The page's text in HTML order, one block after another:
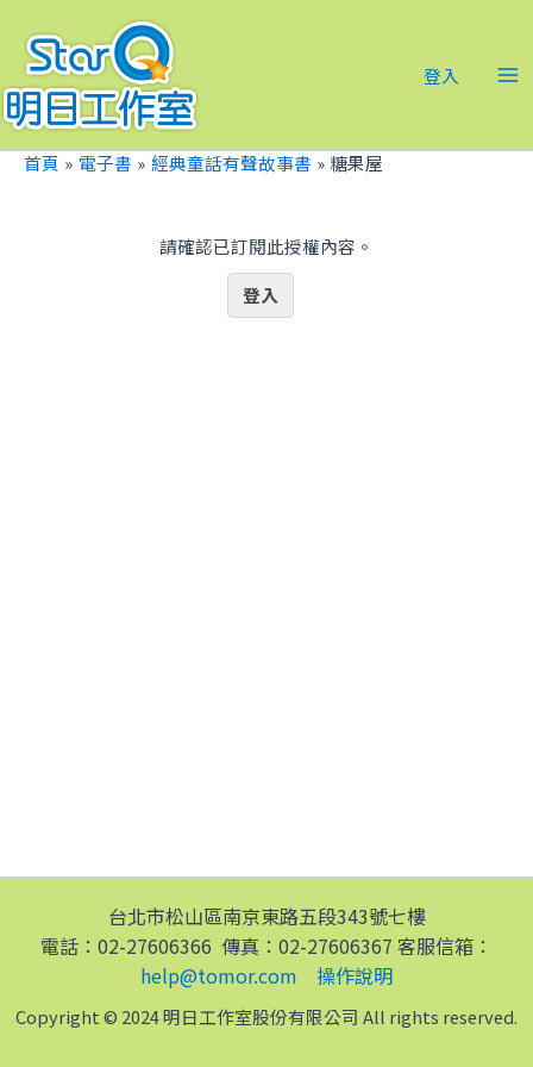
要
內
容
登入
首頁 電子書 經典童話有聲故事書 糖果屋
請確認已訂閱此授權內容。
登入
台北市松山區南京東路五段343號七樓
電話：02-27606366 傳真：02-27606367 客服信箱：
help@tomor.com
操作說明
Copyright © 2024 明日工作室股份有限公司 All rights reserved.